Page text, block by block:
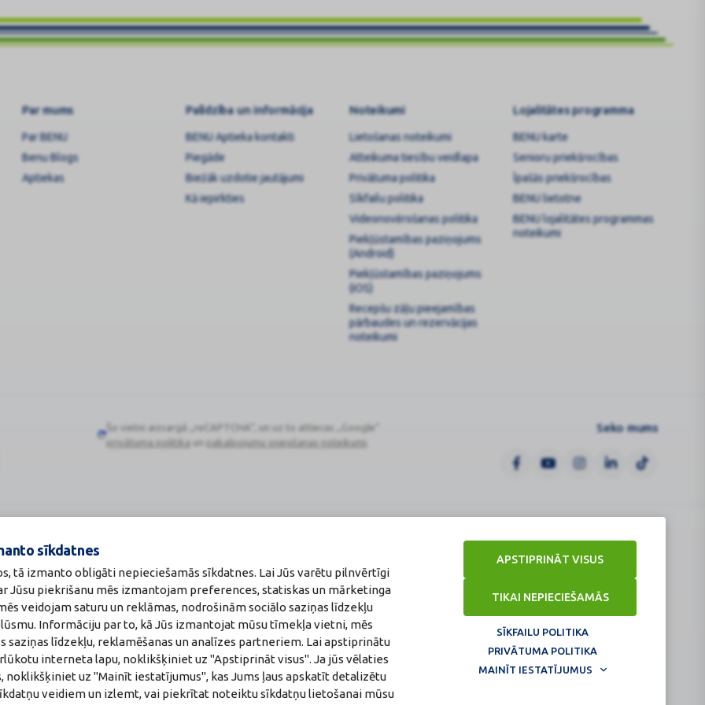
sīkdatnes
tā izmanto obligāti nepieciešamās sīkdatnes. Lai Jūs varētu pilnvērtīgi
Jūsu piekrišanu mēs izmantojam preferences, statiskas un mārketinga
veidojam saturu un reklāmas, nodrošinām sociālo saziņas līdzekļu
Informāciju par to, kā Jūs izmantojat mūsu tīmekļa vietni, mēs
saziņas līdzekļu, reklamēšanas un analīzes partneriem. Lai apstiprinātu
interneta lapu, noklikšķiniet uz "Apstiprināt visus". Ja jūs vēlaties
noklikšķiniet uz "Mainīt iestatījumus", kas Jums ļaus apskatīt detalizētu
veidiem un izlemt, vai piekrītat noteiktu sīkdatņu lietošanai mūsu
TIKAI NEPIECIEŠAMĀS
APSTIPRINĀT VISUS
SĪKFAILU POLITIKA
PRIVĀTUMA POLITIKA
MAINĪT IESTATĪJUMUS
Par mums
Par BENU
Benu Blogs
Aptiekas
Palīdzība un informācija
BENU Aptieka kontakti
Piegāde
Biežāk uzdotie jautājumi
Kā iepirkties
Noteikumi
Lietošanas noteikumi
Atteikuma tiesību veidlapa
Privātuma politika
Sīkfailu politika
Videonovērošanas politika
Piekļūstamības paziņojums
(Android)
Piekļūstamības paziņojums
(iOS)
Recepšu zāļu pieejamības
pārbaudes un rezervācijas
noteikumi
Lojalitātes programma
BENU karte
Senioru priekšrocības
Īpašās priekšrocības
BENU lietotne
BENU lojalitātes programmas
noteikumi
Google
Šo vietni aizsargā „reCAPTCHA“, un uz to attiecas „Google“
privātuma politika un pakalpojumu sniegšanas noteikumi
Seko mums
A00010
Jeļena Gončarova
0834
Jersikas iela 15, Rīga
Tālr: 67 078 424
E-pasts: info@zva.gov.lv
Veselības inspekcija
Tālr: 67081600